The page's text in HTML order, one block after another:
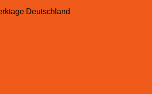
Deutschland